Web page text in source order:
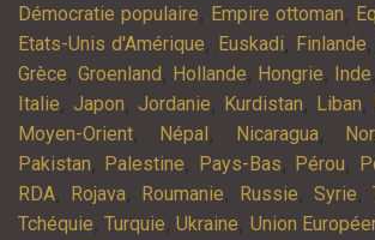
Démocratie populaire, Empire ottoman,
Etats-Unis d'Amérique, Euskadi, Finlande,
Grèce, Groenland, Hollande, Hongrie, Inde,
Italie, Japon, Jordanie, Kurdistan, Liban,
Moyen-Orient, Népal, Nicaragua,
Pakistan, Palestine, Pays-Bas, Pérou,
RDA, Rojava, Roumanie, Russie, Syrie,
Tchéquie,Turquie,Ukraine, Union